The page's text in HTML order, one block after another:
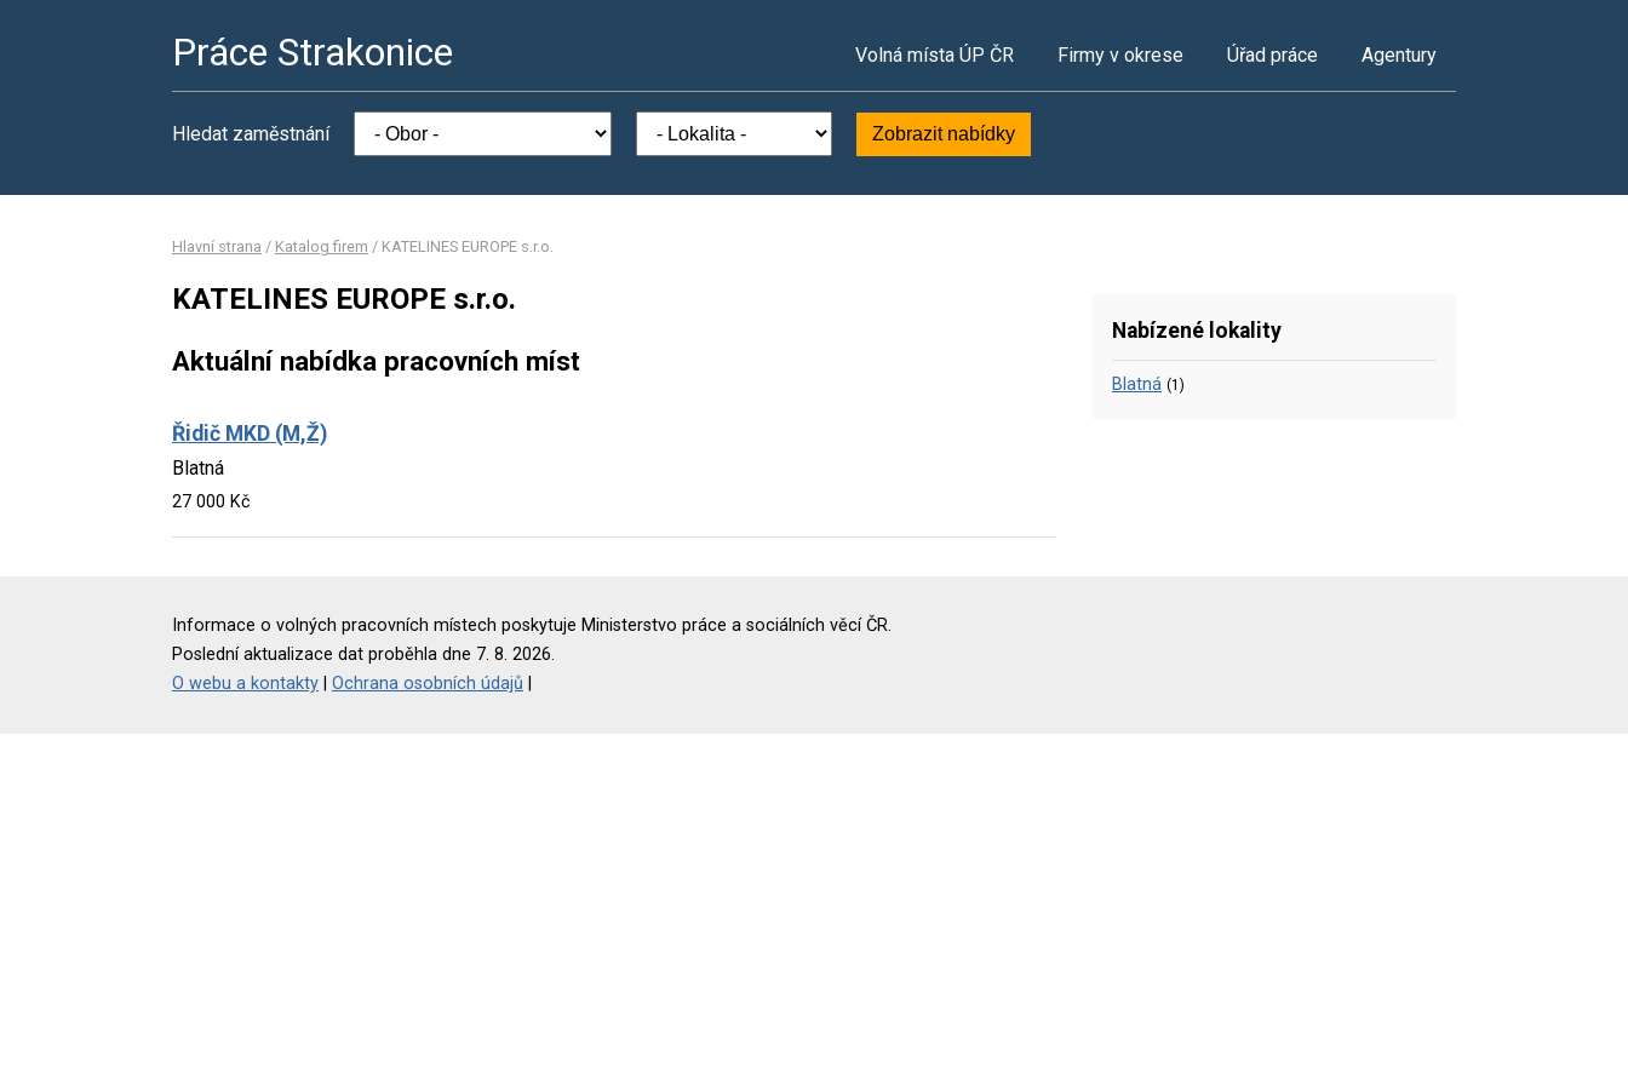
Práce Strakonice Volná místa ÚP ČR Firmy v okrese Úřad práce Agentury
Hledat zaměstnání Zobrazit nabídky
Hlavní strana / Katalog firem / KATELINES EUROPE s.r.o.
KATELINES EUROPE s.r.o.
Aktuální nabídka pracovních míst
Řidič MKD (M,Ž)
Blatná
27 000 Kč
Nabízené lokality
Blatná (1)
Informace o volných pracovních místech poskytuje Ministerstvo práce a sociálních věcí ČR.
Poslední aktualizace dat proběhla dne 7. 8. 2026.
O webu a kontakty
Ochrana osobních údajů